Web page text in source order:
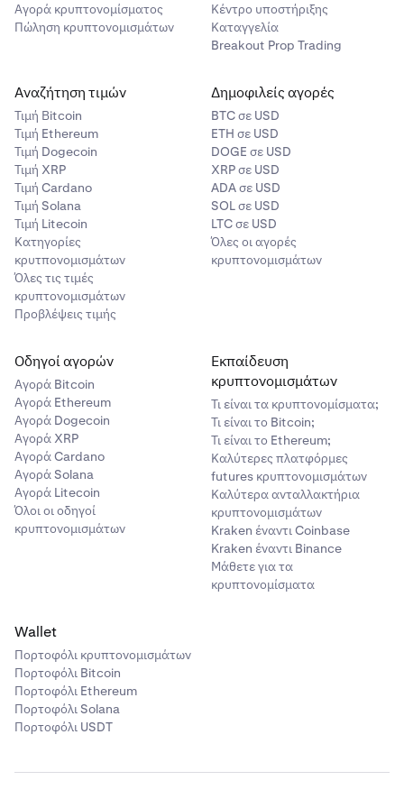
Αγορά κρυπτονομίσματος
Πώληση κρυπτονομισμάτων
Κέντρο υποστήριξης
Καταγγελία
Breakout Prop Trading
Αναζήτηση τιμών
Τιμή Βitcoin
Τιμή Ethereum
Τιμή Dogecoin
Τιμή XRP
Τιμή Cardano
Τιμή Solana
Τιμή Litecoin
Κατηγορίες
κρυτπονομισμάτων
Όλες τις τιμές
κρυπτονομισμάτων
Προβλέψεις τιμής
Δημοφιλείς αγορές
BTC σε USD
ETH σε USD
DOGE σε USD
XRP σε USD
ADA σε USD
SOL σε USD
LTC σε USD
Όλες οι αγορές
κρυπτονομισμάτων
Οδηγοί αγορών
Αγορά Bitcoin
Αγορά Ethereum
Αγορά Dogecoin
Αγορά XRP
Αγορά Cardano
Αγορά Solana
Αγορά Litecoin
Όλοι οι οδηγοί
κρυπτονομισμάτων
Εκπαίδευση
κρυπτονομισμάτων
Τι είναι τα κρυπτονομίσματα;
Τι είναι το Bitcoin;
Τι είναι το Ethereum;
Καλύτερες πλατφόρμες
futures κρυπτονομισμάτων
Καλύτερα ανταλλακτήρια
κρυπτονομισμάτων
Kraken έναντι Coinbase
Kraken έναντι Binance
Μάθετε για τα
κρυπτονομίσματα
Wallet
Πορτοφόλι κρυπτονομισμάτων
Πορτοφόλι Bitcoin
Πορτοφόλι Ethereum
Πορτοφόλι Solana
Πορτοφόλι USDT